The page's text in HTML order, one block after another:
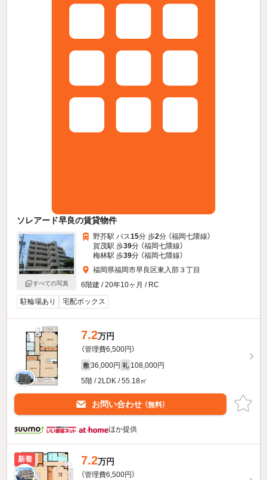
ソレアード早良の賃貸物件
すべての写真
野芥駅 バス15分 歩2分 （福岡七隈線）
賀茂駅 歩39分 （福岡七隈線）
梅林駅 歩39分 （福岡七隈線）
福岡県福岡市早良区東入部３丁目
6階建 / 20年10ヶ月 / RC
駐輪場あり 宅配ボックス
7.2万円
（管理費6,500円）
敷 36,000円 礼 108,000円
5階 / 2LDK / 55.18㎡
お問い合わせ （無料）
ほか提供
新着 7.2万円
（管理費6,500円）